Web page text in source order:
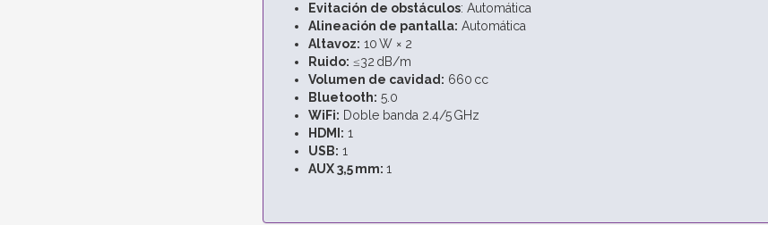
Evitación de obstáculos: Automática
Alineación de pantalla: Automática
Altavoz: 10 W × 2
Ruido: ≤32 dB/m
Volumen de cavidad: 660 cc
Bluetooth: 5.0
WiFi: Doble banda 2.4/5 GHz
HDMI: 1
USB: 1
AUX 3,5 mm: 1